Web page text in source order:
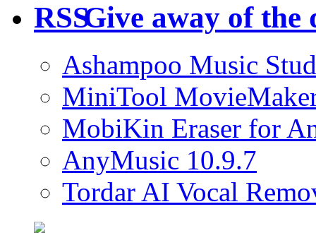
Give away of the
Ashampoo Music
MiniTool
MobiKin Eraser for
AnyMusic 10.9.7
Tordar AI Vocal